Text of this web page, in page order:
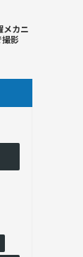
メカニ
影